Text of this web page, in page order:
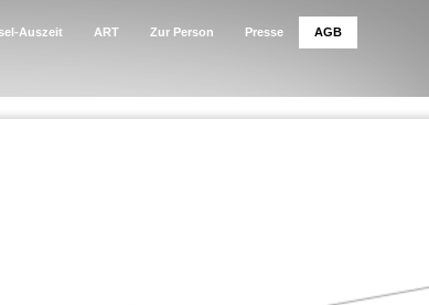
Auszeit ART Zur Person Presse AGB